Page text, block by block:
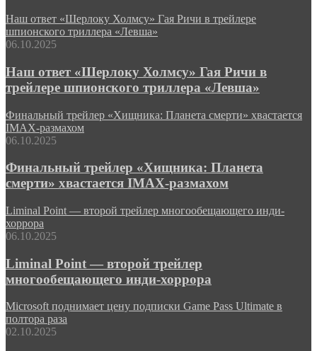
Наш ответ «Шерлоку Холмсу» Гая Ричи в трейлере
шпионского триллера «Левша»
06.10.2025
Наш ответ «Шерлоку Холмсу» Гая Ричи в
трейлере шпионского триллера «Левша»
Финальный трейлер «Хищника: Планета смерти» хвастается
IMAX-размахом
06.10.2025
Финальный трейлер «Хищника: Планета
смерти» хвастается IMAX-размахом
Liminal Point — второй трейлер многообещающего инди-
хоррора
06.10.2025
Liminal Point — второй трейлер
многообещающего инди-хоррора
Microsoft поднимает цену подписки Game Pass Ultimate в
полтора раза
02.10.2025